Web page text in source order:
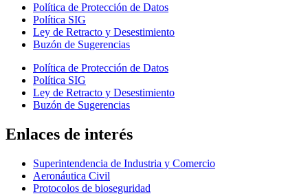
Política de Protección de Datos
Política SIG
Ley de Retracto y Desestimiento
Buzón de Sugerencias
Política de Protección de Datos
Política SIG
Ley de Retracto y Desestimiento
Buzón de Sugerencias
Enlaces de interés
Superintendencia de Industria y Comercio
Aeronáutica Civil
Protocolos de bioseguridad